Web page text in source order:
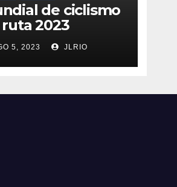
de ciclismo
2023
5, 2023 JLRIO